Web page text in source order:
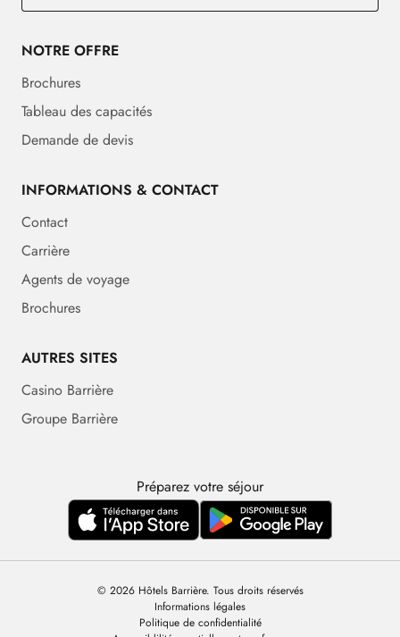
NOTRE OFFRE
Brochures
Tableau des capacités
Demande de devis
INFORMATIONS & CONTACT
Contact
Carrière
Agents de voyage
Brochures
AUTRES SITES
Casino Barrière
Groupe Barrière
Préparez votre séjour
© 2026 Hôtels Barrière. Tous droits réservés
Informations légales
Politique de confidentialité